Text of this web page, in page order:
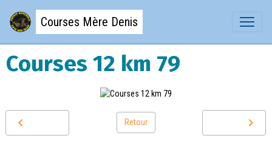
Courses Mère Denis
Courses 12 km 79
Retour